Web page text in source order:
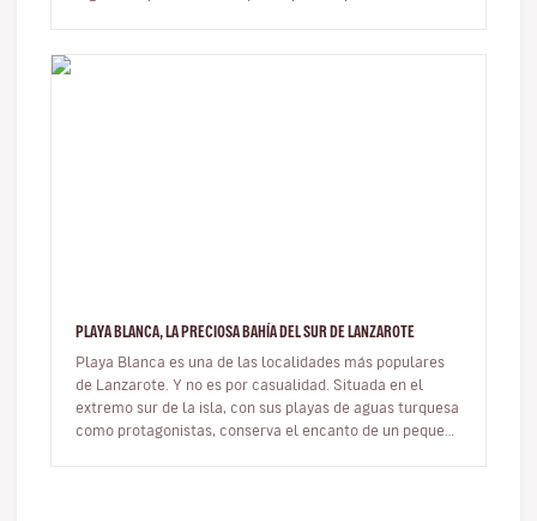
PLAYA BLANCA, LA PRECIOSA BAHÍA DEL SUR DE LANZAROTE
Playa Blanca es una de las localidades más populares
de Lanzarote. Y no es por casualidad. Situada en el
extremo sur de la isla, con sus playas de aguas turquesa
como protagonistas, conserva el encanto de un pequeño